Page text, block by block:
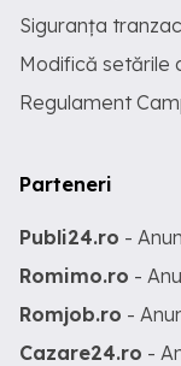
Siguranța
Modifică setările
Regulament
Parteneri
Publi24.ro -
Romimo.ro -
Romjob.ro -
Cazare24.ro -